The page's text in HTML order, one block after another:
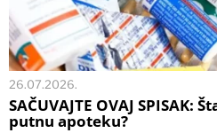
26.07.2026.
SAČUVAJTE OVAJ
putnu apoteku?